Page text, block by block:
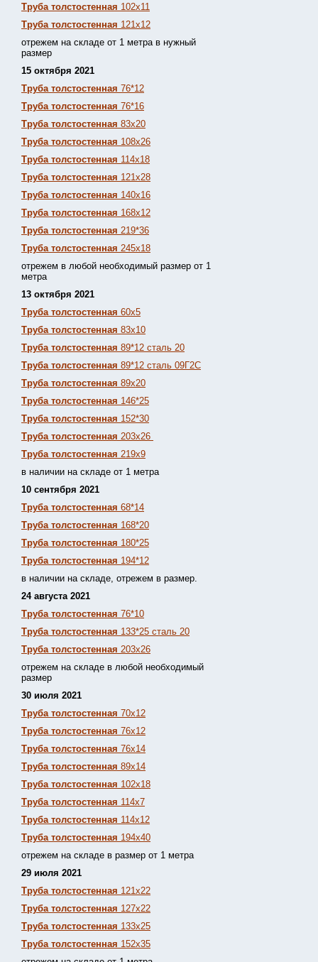
Труба толстостенная 102х11
Труба толстостенная 121х12
отрежем на складе от 1 метра в нужный
размер
15 октября 2021
Труба толстостенная 76*12
Труба толстостенная 76*16
Труба толстостенная 83х20
Труба толстостенная 108х26
Труба толстостенная 114х18
Труба толстостенная 121х28
Труба толстостенная 140х16
Труба толстостенная 168х12
Труба толстостенная 219*36
Труба толстостенная 245х18
отрежем в любой необходимый размер от 1
метра
13 октября 2021
Труба толстостенная 60х5
Труба толстостенная 83х10
Труба толстостенная 89*12 сталь 20
Труба толстостенная 89*12 сталь 09Г2С
Труба толстостенная 89х20
Труба толстостенная 146*25
Труба толстостенная 152*30
Труба толстостенная 203х26
Труба толстостенная 219х9
в наличии на складе от 1 метра
10 сентября 2021
Труба толстостенная 68*14
Труба толстостенная 168*20
Труба толстостенная 180*25
Труба толстостенная 194*12
в наличии на складе, отрежем в размер.
24 августа 2021
Труба толстостенная 76*10
Труба толстостенная 133*25 сталь 20
Труба толстостенная 203х26
отрежем на складе в любой необходимый
размер
30 июля 2021
Труба толстостенная 70х12
Труба толстостенная 76х12
Труба толстостенная 76х14
Труба толстостенная 89х14
Труба толстостенная 102х18
Труба толстостенная 114х7
Труба толстостенная 114х12
Труба толстостенная 194х40
отрежем на складе в размер от 1 метра
29 июля 2021
Труба толстостенная 121х22
Труба толстостенная 127х22
Труба толстостенная 133х25
Труба толстостенная 152х35